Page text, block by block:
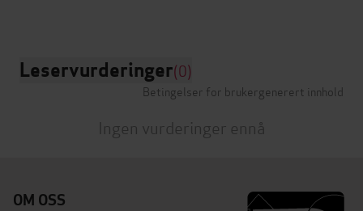
Leservurderinger(0)
Betingelser for brukergenerert innhold
Ingen vurderinger ennå
OM OSS